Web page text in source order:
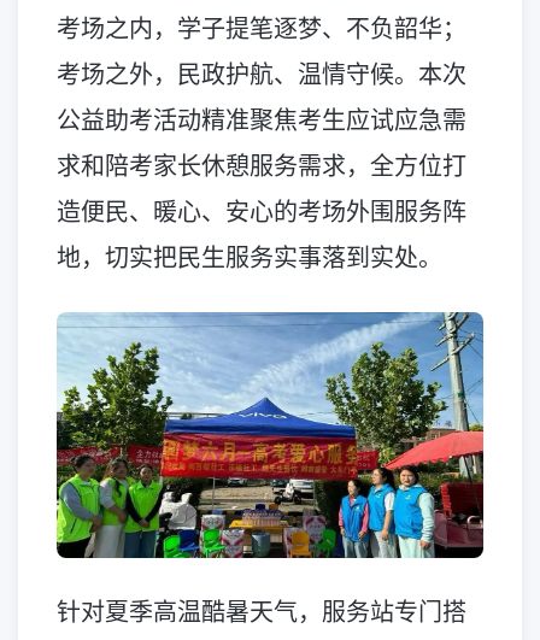
考场之内，学子提笔逐梦、不负韶华；
考场之外，民政护航、温情守候。本次
公益助考活动精准聚焦考生应试应急需
求和陪考家长休憩服务需求，全方位打
造便民、暖心、安心的考场外围服务阵
地，切实把民生服务实事落到实处。
针对夏季高温酷暑天气，服务站专门搭